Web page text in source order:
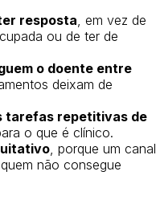
resposta , em vez de
ou de ter de
o doente entre
deixam de
tarefas repetitivas de
o que é clínico.
, porque um canal
não consegue